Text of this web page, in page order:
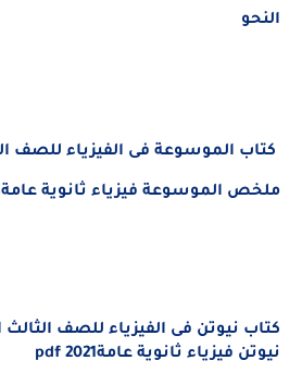
النحو
ملخص الموسوعة فيزياء ثانوية عامة2021
نيوتن فيزياء ثانوية عامة2021
pdf